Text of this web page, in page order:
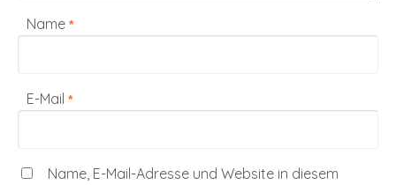
Name *
E-Mail *
Name, E-Mail-Adresse und Website in diesem